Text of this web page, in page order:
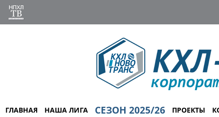
ГЛАВНАЯ НАША ЛИГА СЕЗОН 2025/26 ПРОЕКТЫ